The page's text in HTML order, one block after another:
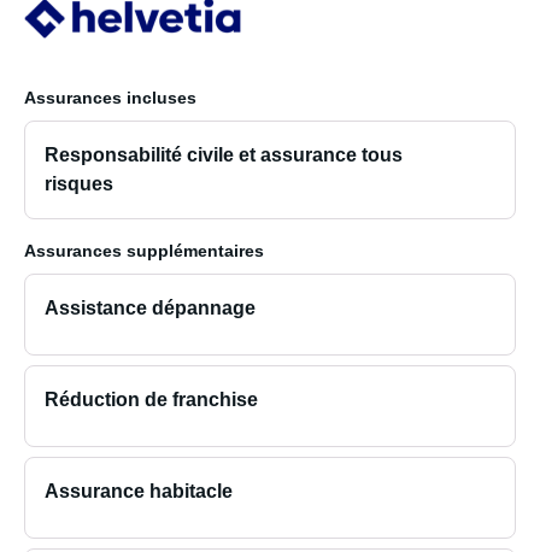
Assurances incluses
Responsabilité civile et assurance tous
risques
Assurances supplémentaires
Assistance dépannage
Réduction de franchise
Assurance habitacle